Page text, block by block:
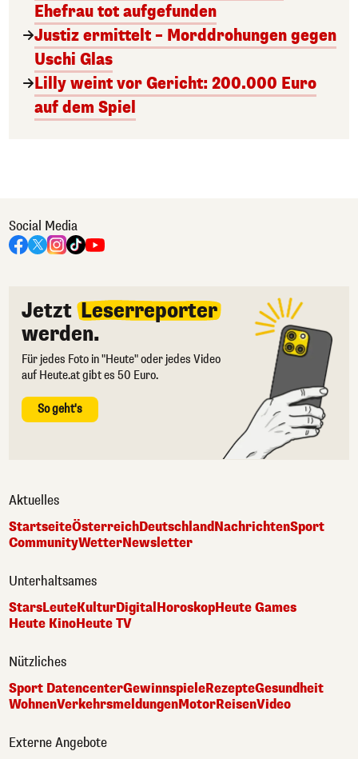
Ehefrau tot aufgefunden
Justiz ermittelt – Morddrohungen gegen
Uschi Glas
Lilly weint vor Gericht: 200.000 Euro
auf dem Spiel
Social Media
Jetzt Leserreporter
werden.
Für jedes Foto in "Heute" oder jedes Video
auf Heute.at gibt es 50 Euro.
So geht's
Aktuelles
StartseiteÖsterreichDeutschlandNachrichtenSport
CommunityWetterNewsletter
Unterhaltsames
StarsLeuteKulturDigital HoroskopHeute Games
Heute KinoHeute TV
Nützliches
Sport DatencenterGewinnspieleRezepteGesundheit
WohnenVerkehrsmeldungenMotorReisenVideo
Externe Angebote